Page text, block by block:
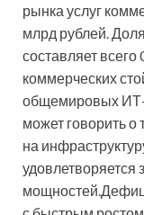
рынка услуг
млрд рублей.
составляет всего
коммерческих
общемировых ИТ-
может говорить о
на
удовлетворяется